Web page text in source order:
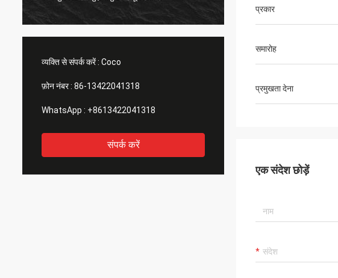
व्यक्ति से संपर्क करें : Coco
फ़ोन नंबर : 86-13422041318
WhatsApp : +8613422041318
संपर्क करें
प्रकार
समारोह
प्रमुखता देना
एक संदेश छोड़ें